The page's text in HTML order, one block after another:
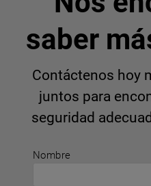
Nombre
saber
Contáctenos hoy
juntos para
seguridad